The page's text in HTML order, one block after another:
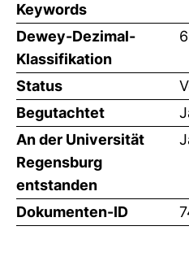
Keywords
Dewey-Dezimal-
Klassifikation
Status
Begutachtet
An der Universität
Regensburg
entstanden
Dokumenten-ID